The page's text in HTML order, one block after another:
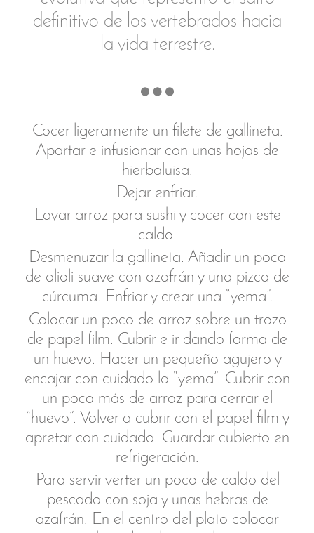
cortapastas o molde crear un círculo.
Colocar en una sartén a baja
temperatura para convertirla una galleta
seca y crujiente.
Colocar el crujiente de arroz y sobre él
centro, como la pupila, una aceituna
negra tipo cuquillo o aragonesa. Decorar
con una flor blanca de lantana.
Placenta:
Memoria y vínculo